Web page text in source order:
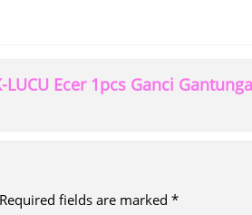
Ecer 1pcs Ganci
Required fields are marked *